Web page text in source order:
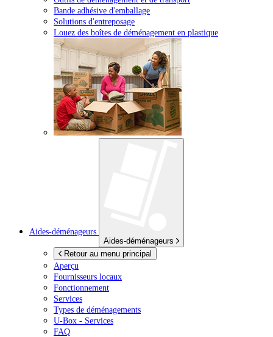
Bande adhésive d'emballage
Solutions d'entreposage
Louez des boîtes de déménagement en plastique
Aides-déménageurs
Aides-déménageurs
Retour au menu principal
Aperçu
Fournisseurs locaux
Fonctionnement
Services
Types de déménagements
U-Box - Services
FAQ